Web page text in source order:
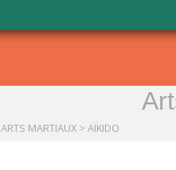
ARTS MARTIAUX > AÏKIDO